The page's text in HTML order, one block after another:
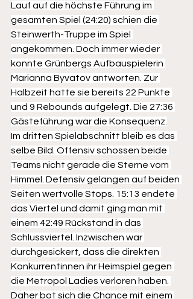
Lauf auf die höchste Führung im
gesamten Spiel (24:20) schien die
Steinwerth-Truppe im Spiel
angekommen. Doch immer wieder
konnte Grünbergs Aufbauspielerin
Marianna Byvatov antworten. Zur
Halbzeit hatte sie bereits 22 Punkte
und 9 Rebounds aufgelegt. Die 27:36
Gästeführung war die Konsequenz.
Im dritten Spielabschnitt bleib es das
selbe Bild. Offensiv schossen beide
Teams nicht gerade die Sterne vom
Himmel. Defensiv gelangen auf beiden
Seiten wertvolle Stops. 15:13 endete
das Viertel und damit ging man mit
einem 42:49 Rückstand in das
Schlussviertel. Inzwischen war
durchgesickert, dass die direkten
Konkurrentinnen ihr Heimspiel gegen
die Metropol Ladies verloren haben.
Daher bot sich die Chance mit einem